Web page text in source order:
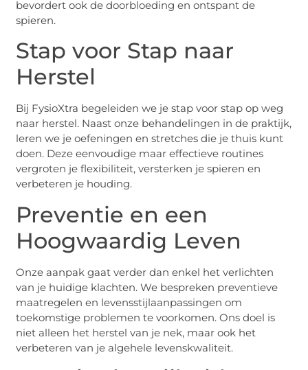
bevordert ook de doorbloeding en ontspant de
spieren.
Stap voor Stap naar
Herstel
Bij FysioXtra begeleiden we je stap voor stap op weg
naar herstel. Naast onze behandelingen in de praktijk,
leren we je oefeningen en stretches die je thuis kunt
doen. Deze eenvoudige maar effectieve routines
vergroten je flexibiliteit, versterken je spieren en
verbeteren je houding.
Preventie en een
Hoogwaardig Leven
Onze aanpak gaat verder dan enkel het verlichten
van je huidige klachten. We bespreken preventieve
maatregelen en levensstijlaanpassingen om
toekomstige problemen te voorkomen. Ons doel is
niet alleen het herstel van je nek, maar ook het
verbeteren van je algehele levenskwaliteit.